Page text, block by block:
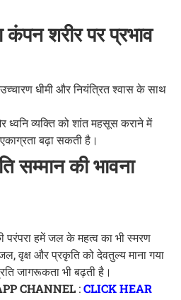
कंपन शरीर पर प्रभाव
धीमी और नियंत्रित श्वास के साथ
ध्वनि व्यक्ति को शांत महसूस कराने में
बढ़ा सकती है।
सम्मान की भावना
परंपरा हमें जल के महत्व का भी स्मरण
वृक्ष और प्रकृति को देवतुल्य माना गया
जागरूकता भी बढ़ती है।
CHANNEL:CLICK HEAR